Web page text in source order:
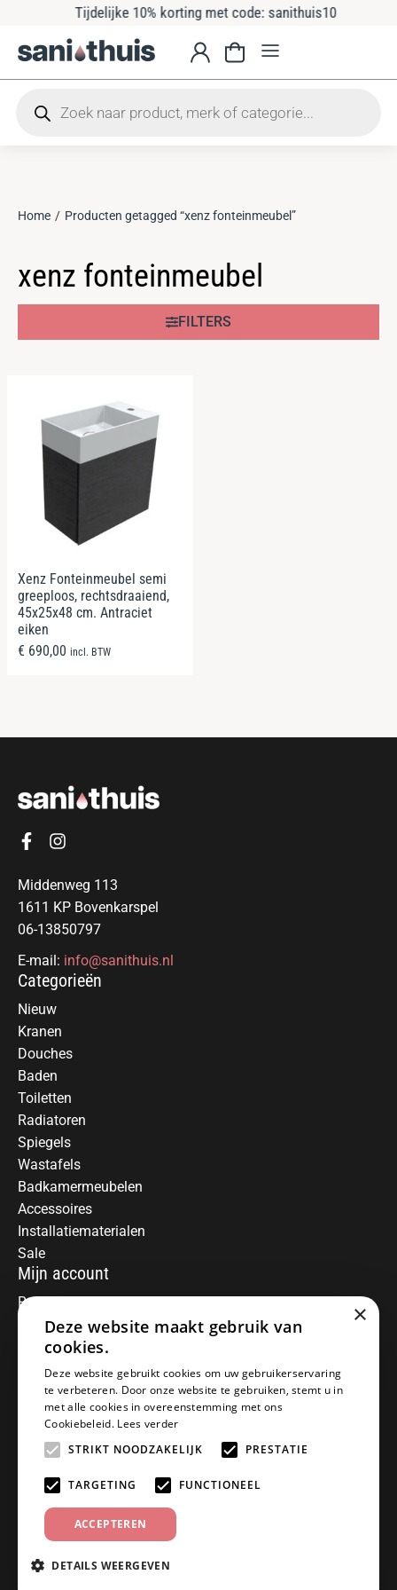
Tijdelijke 10% korting met code: sanithuis10
Je bent hier:
Home Producten getagged “xenz fonteinmeubel”
xenz fonteinmeubel
FILTERS
Xenz Fonteinmeubel semi
greeploos, rechtsdraaiend,
45x25x48 cm. Antraciet
eiken
€ 690,00 incl. BTW
Middenweg 113
1611 KP Bovenkarspel
06-13850797
E-mail: info@sanithuis.nl
Categorieën
Nieuw
Kranen
Douches
Baden
Toiletten
Radiatoren
Spiegels
Wastafels
Badkamermeubelen
Accessoires
Installatiematerialen
Sale
Mijn account
Registreren
Mijn bestellingen
Informatie
Over ons
Algemene voorwaarden
Disclaimer
Privacy Policy
Betaalmethoden
Retourneren
Klantenservice
Offerte aanvragen
Contact
×
Deze website maakt gebruik van
cookies.
Deze website gebruikt cookies om uw gebruikerservaring
te verbeteren. Door onze website te gebruiken, stemt u in
met alle cookies in overeenstemming met ons
Cookiebeleid. Lees verder
STRIKT NOODZAKELIJK
PRESTATIE
TARGETING FUNCTIONEEL
ACCEPTEREN
DETAILS WEERGEVEN